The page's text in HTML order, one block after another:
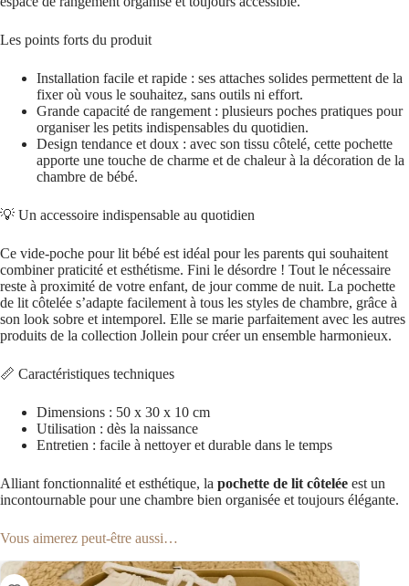
Les points forts du produit
Installation facile et rapide : ses attaches solides permettent de la
fixer où vous le souhaitez, sans outils ni effort.
Grande capacité de rangement : plusieurs poches pratiques pour
organiser les petits indispensables du quotidien.
Design tendance et doux : avec son tissu côtelé, cette pochette
apporte une touche de charme et de chaleur à la décoration de la
chambre de bébé.
💡 Un accessoire indispensable au quotidien
Ce vide-poche pour lit bébé est idéal pour les parents qui souhaitent
combiner praticité et esthétisme. Fini le désordre ! Tout le nécessaire
reste à proximité de votre enfant, de jour comme de nuit. La pochette
de lit côtelée s’adapte facilement à tous les styles de chambre, grâce à
son look sobre et intemporel. Elle se marie parfaitement avec les autres
produits de la collection Jollein pour créer un ensemble harmonieux.
📏 Caractéristiques techniques
Dimensions : 50 x 30 x 10 cm
Utilisation : dès la naissance
Entretien : facile à nettoyer et durable dans le temps
Alliant fonctionnalité et esthétique, la pochette de lit côtelée est un
incontournable pour une chambre bien organisée et toujours élégante.
Vous aimerez peut-être aussi…